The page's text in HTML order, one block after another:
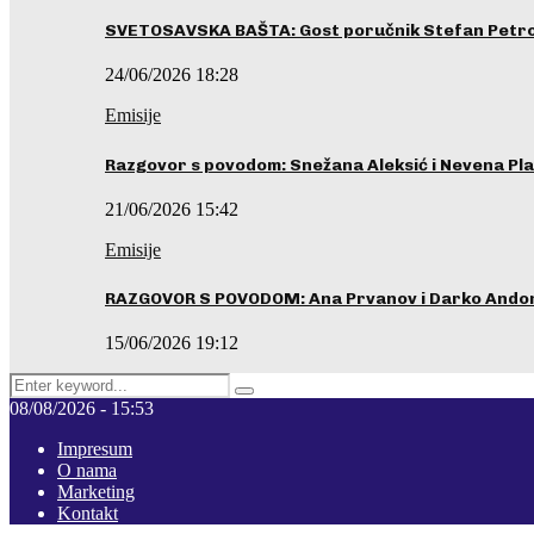
SVETOSAVSKA BAŠTA: Gost poručnik Stefan
24/06/2026 18:28
Emisije
Razgovor s povodom: Snežana Aleksić i Nevena
21/06/2026 15:42
Emisije
RAZGOVOR S POVODOM: Ana Prvanov i Darko
15/06/2026 19:12
Search
for:
Pretraga
08/08/2026 - 15:53
Impresum
O nama
Marketing
Kontakt